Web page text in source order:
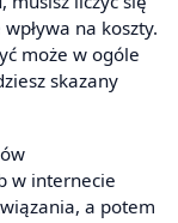
na koszty.
może w ogóle
skazany
w internecie
a potem